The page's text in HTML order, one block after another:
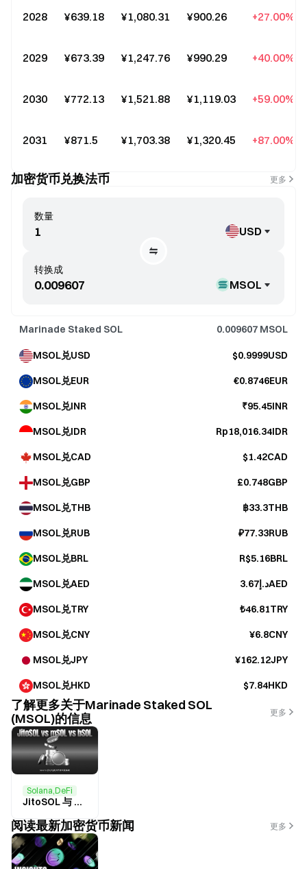
2028 ¥639.18 ¥1,080.31 ¥900.26 +27.00%
2029 ¥673.39 ¥1,247.76 ¥990.29 +40.00%
2030 ¥772.13 ¥1,521.88 ¥1,119.03 +59.00%
2031 ¥871.5 ¥1,703.38 ¥1,320.45 +87.00%
加密货币兑换法币 更多
转换成
MSOL
数量
USD
Marinade Staked SOL 0.009607 MSOL
MSOL兑USD $0.9999USD
MSOL兑EUR €0.8746EUR
MSOL兑INR ₹95.45INR
MSOL兑IDR Rp18,016.34IDR
MSOL兑CAD $1.42CAD
MSOL兑GBP £0.748GBP
MSOL兑THB ฿33.3THB
MSOL兑RUB ₽77.33RUB
MSOL兑BRL R$5.16BRL
MSOL兑AED د.إ3.67AED
MSOL兑TRY ₺46.81TRY
MSOL兑CNY ¥6.8CNY
MSOL兑JPY ¥162.12JPY
MSOL兑HKD $7.84HKD
了解更多关于Marinade Staked SOL
(MSOL)的信息
更多
Solana,DeFi
JitoSOL 与 mSOL、bSOL 有什么区别？Solana 流动性质押代币对比解析
阅读最新加密货币新闻 更多